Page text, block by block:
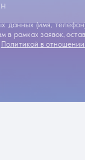
данных (имя,
в рамках заявок,
Политикой в